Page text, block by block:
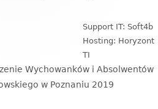
Support IT: Soft4b
Hosting: Horyzont
TI
Wychowanków i Absolwentów
w Poznaniu 2019